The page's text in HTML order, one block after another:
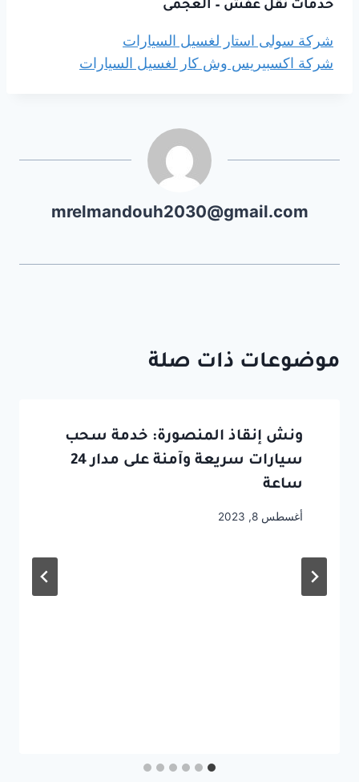
خدمات نقل عفش – العجمى
شركة سولى استار لغسيل السيارات
شركة اكسبيريس وش كار لغسيل السيارات
mrelmandouh2030@gmail.com
موضوعات ذات صلة
ونش إنقاذ المنصورة: خدمة سحب
سيارات سريعة وآمنة على مدار 24
ساعة
أغسطس 8, 2023